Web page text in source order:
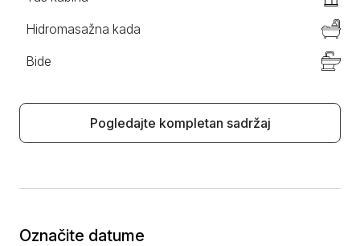
kafići i restorani.
Hidromasažna kada
Bide
Pogledajte kompletan sadržaj
Označite datume